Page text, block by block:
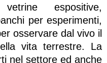
espositive,
per esperimenti,
osservare dal vivo il
vita terrestre. La
nel settore ed anche